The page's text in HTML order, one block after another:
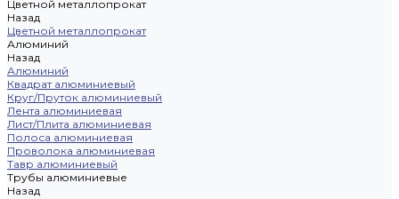
Цветной металлопрокат
Назад
Цветной металлопрокат
Алюминий
Назад
Алюминий
Квадрат алюминиевый
Круг/Пруток алюминиевый
Лента алюминиевая
Лист/Плита алюминиевая
Полоса алюминиевая
Проволока алюминиевая
Тавр алюминиевый
Трубы алюминиевые
Назад